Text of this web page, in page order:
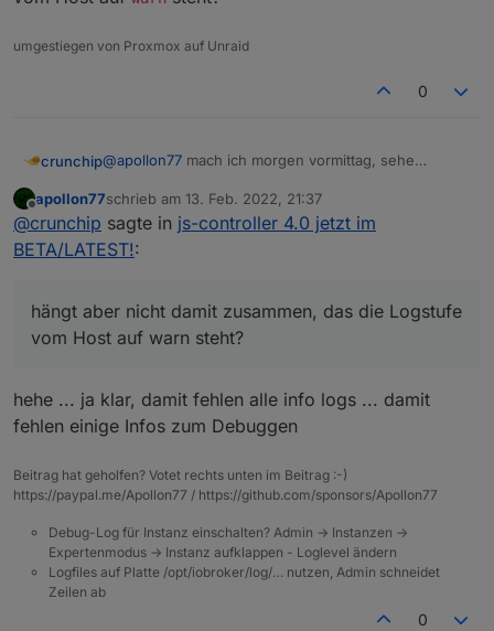
umgestiegen von Proxmox auf Unraid
0
crunchip@apollon77 mach ich morgen vormittag, sehe
teste ich das in aller Ruhe
Edit:
hängt aber nicht damit zusammen, das die Logstufe
vom Host auf
apollon77schrieb am 13. Feb. 2022, 21:37
zuletzt editiert von
@crunchip sagte in js-controller 4.0 jetzt im
BETA/LATEST!:
hängt aber nicht damit zusammen, das die Logstufe
vom Host auf warn steht?
hehe ... ja klar, damit fehlen alle info logs ... damit
fehlen einige Infos zum Debuggen
Beitrag hat geholfen? Votet rechts unten im Beitrag :-)
https://paypal.me/Apollon77 / https://github.com/sponsors/Apollon77
Debug-Log für Instanz einschalten? Admin -> Instanzen ->
Expertenmodus -> Instanz aufklappen - Loglevel ändern
Logfiles auf Platte /opt/iobroker/log/… nutzen, Admin schneidet
Zeilen ab
0